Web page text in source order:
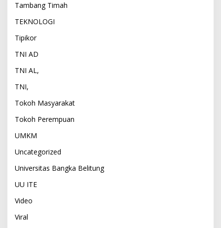
Tambang Timah
TEKNOLOGI
Tipikor
TNI AD
TNI AL,
TNI,
Tokoh Masyarakat
Tokoh Perempuan
UMKM
Uncategorized
Universitas Bangka Belitung
UU ITE
Video
Viral